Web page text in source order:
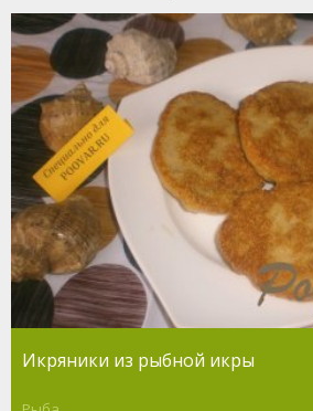
Икряники из рыбной икры